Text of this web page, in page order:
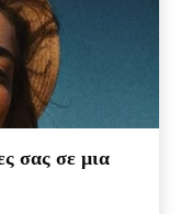
σας σε μια